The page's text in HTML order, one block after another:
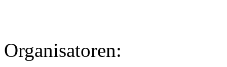
Organisatoren: